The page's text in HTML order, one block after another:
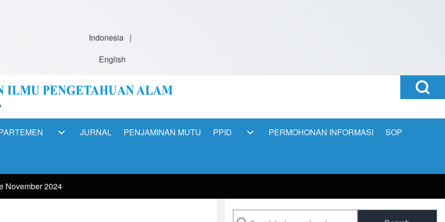
Indonesia |
English
Search
Block
JURNAL PENJAMINAN MUTU PPID PERMOHONAN INFORMASI SOP
November 2024
Search